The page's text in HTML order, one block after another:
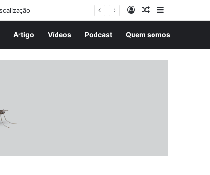
EntrarArtigo aleatório
Artigo Vídeos Podcast Quem somos